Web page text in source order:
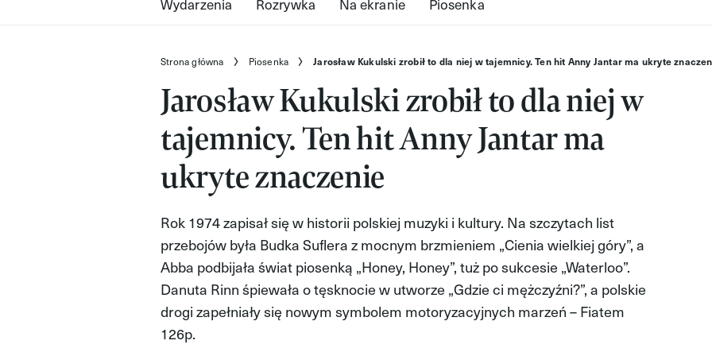
Strona główna Piosenka Jarosław Kukulski zrobił to dla niej w tajemnicy. Ten hit Anny Jantar ma ukryte
Jarosław Kukulski zrobił to dla niej w
tajemnicy. Ten hit Anny Jantar ma
ukryte znaczenie
Rok 1974 zapisał się w historii polskiej muzyki i kultury. Na szczytach list
przebojów była Budka Suflera z mocnym brzmieniem „Cienia wielkiej góry”, a
Abba podbijała świat piosenką „Honey, Honey”, tuż po sukcesie „Waterloo”.
Danuta Rinn śpiewała o tęsknocie w utworze „Gdzie ci mężczyźni?”, a polskie
drogi zapełniały się nowym symbolem motoryzacyjnych marzeń – Fiatem
126p.